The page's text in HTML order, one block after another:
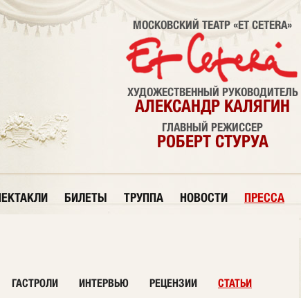
МОСКОВСКИЙ ТЕАТР «ET CETERA»
ХУДОЖЕСТВЕННЫЙ РУКОВОДИТЕЛЬ
АЛЕКСАНДР КАЛЯГИН
ГЛАВНЫЙ РЕЖИССЕР
РОБЕРТ СТУРУА
БИЛЕТЫ ТРУППА НОВОСТИ ПРЕССА
ГАСТРОЛИ ИНТЕРВЬЮ РЕЦЕНЗИИ СТАТЬИ